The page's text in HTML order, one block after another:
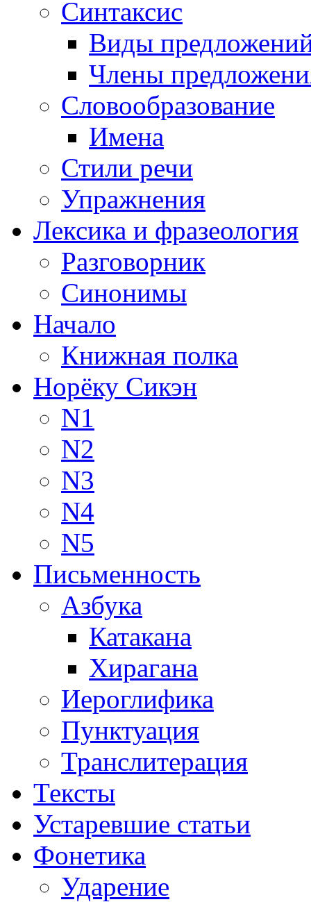
Синтаксис
Виды
Члены
Словообразование
Имена
Стили речи
Упражнения
Лексика и фразеология
Разговорник
Синонимы
Начало
Книжная полка
Норёку Сикэн
N1
N2
N3
N4
N5
Письменность
Азбука
Катакана
Хирагана
Иероглифика
Пунктуация
Транслитерация
Тексты
Устаревшие статьи
Фонетика
Ударение